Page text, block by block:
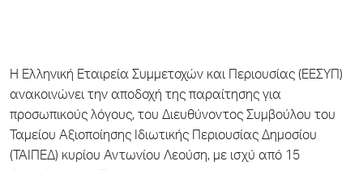
Η Ελληνική Εταιρεία Συμμετοχών και Περιουσίας (ΕΕΣΥΠ)
ανακοινώνει την αποδοχή της παραίτησης για
προσωπικούς λόγους, του Διευθύνοντος Συμβούλου του
Ταμείου Αξιοποίησης Ιδιωτικής Περιουσίας Δημοσίου
(ΤΑΙΠΕΔ) κυρίου Αντωνίου Λεούση, με ισχύ από 15